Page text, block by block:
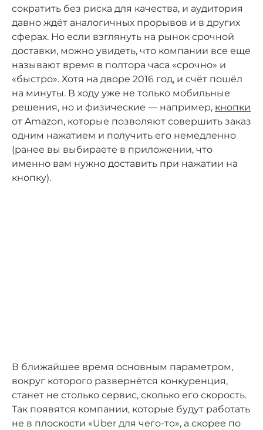
сократить без риска для качества, и аудитория
давно ждёт аналогичных прорывов и в других
сферах. Но если взглянуть на рынок срочной
доставки, можно увидеть, что компании все еще
называют время в полтора часа «срочно» и
«быстро». Хотя на дворе 2016 год, и счёт пошёл
на минуты. В ходу уже не только мобильные
решения, но и физические — например, кнопки
от Amazon, которые позволяют совершить заказ
одним нажатием и получить его немедленно
(ранее вы выбираете в приложении, что
именно вам нужно доставить при нажатии на
кнопку).
В ближайшее время основным параметром,
вокруг которого развернётся конкуренция,
станет не столько сервис, сколько его скорость.
Так появятся компании, которые будут работать
не в плоскости «Uber для чего-то», а скорее по